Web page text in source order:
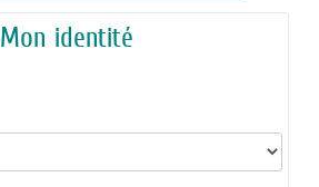
Mon identité